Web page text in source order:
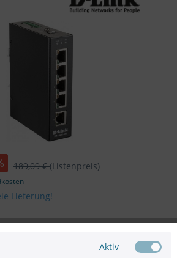
189,09 €(Listenpreis)
Lieferung!
Aktiv